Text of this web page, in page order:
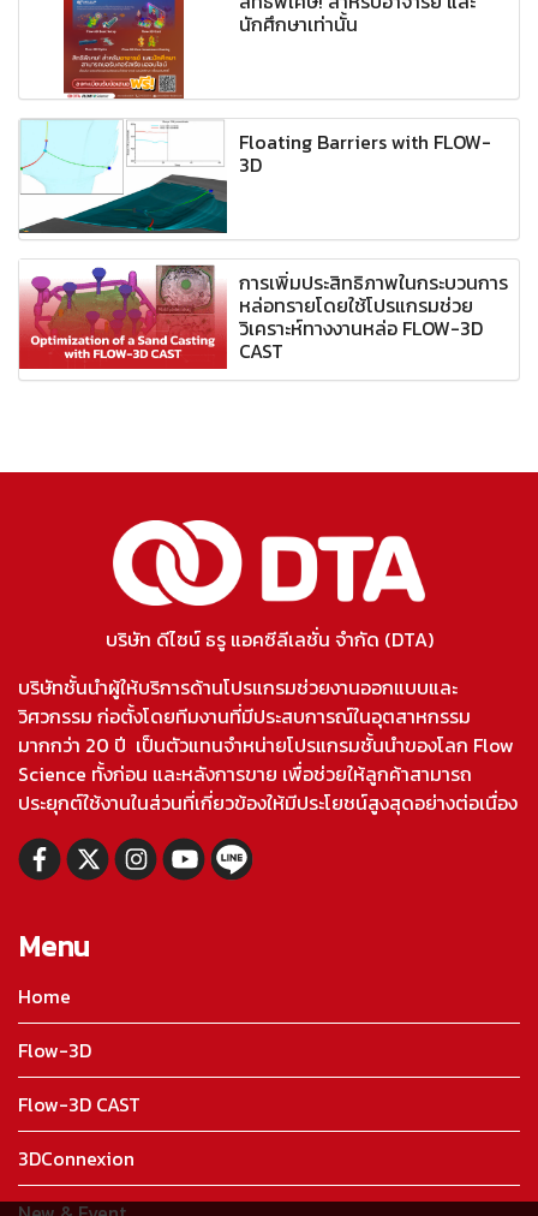
นักศึกษาเท่านั้น
Floating Barriers with FLOW-
3D
การเพิ่มประสิทธิภาพในกระบวนการ
หล่อทรายโดยใช้โปรแกรมช่วย
วิเคราะห์ทางงานหล่อ FLOW-3D
CAST
บริษัท ดีไซน์ ธรู แอคซีลีเลชั่น จำกัด (DTA)
บริษัทชั้นนำผู้ให้บริการด้านโปรแกรมช่วยงานออกแบบและ
วิศวกรรม ก่อตั้งโดยทีมงานที่มีประสบการณ์ในอุตสาหกรรม
มากกว่า 20 ปี เป็นตัวแทนจำหน่ายโปรแกรมชั้นนำของโลก Flow
Science ทั้งก่อน และหลังการขาย เพื่อช่วยให้ลูกค้าสามารถ
ประยุกต์ใช้งานในส่วนที่เกี่ยวข้องให้มีประโยชน์สูงสุดอย่างต่อเนื่อง
Menu
Home
Flow-3D
Flow-3D CAST
3DConnexion